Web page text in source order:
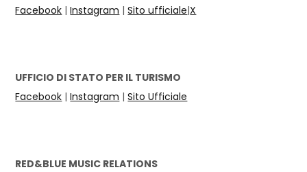
Facebook |Instagram |Sito ufficiale|X
UFFICIO DI STATO PER IL TURISMO
Facebook |Instagram |Sito Ufficiale
RED&BLUE MUSIC RELATIONS